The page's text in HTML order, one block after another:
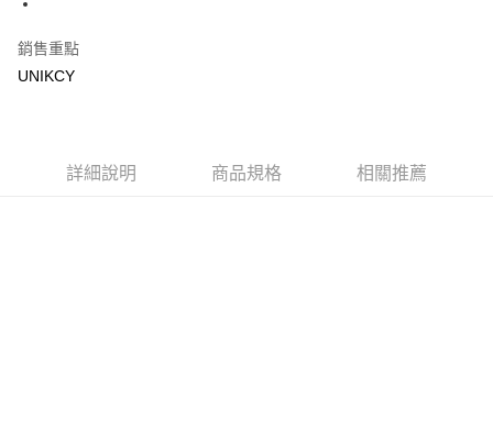
悠遊付
Google Pay
每筆NT$70，滿NT$499(含以上)免運費
銷售重點
UNIKCY
詳細說明 商品規格 相關推薦